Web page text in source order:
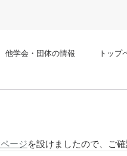
他学会・団体の情報 トップ
ージを設けましたので、ご確